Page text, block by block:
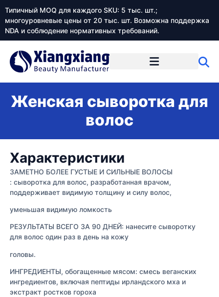
Типичный MOQ для каждого SKU: 5 тыс. шт.;
многоуровневые цены от 20 тыс. шт. Возможна поддержка
NDA и соблюдение нормативных требований.
Женская сыворотка для
волос
Характеристики
ЗАМЕТНО БОЛЕЕ ГУСТЫЕ И СИЛЬНЫЕ ВОЛОСЫ
: сыворотка для волос, разработанная врачом,
поддерживает видимую толщину и силу волос,
уменьшая видимую ломкость
РЕЗУЛЬТАТЫ ВСЕГО ЗА 90 ДНЕЙ: нанесите сыворотку
для волос один раз в день на кожу
головы.
ИНГРЕДИЕНТЫ, обогащенные мясом: смесь веганских
ингредиентов, включая пептиды ирландского мха и
экстракт ростков гороха